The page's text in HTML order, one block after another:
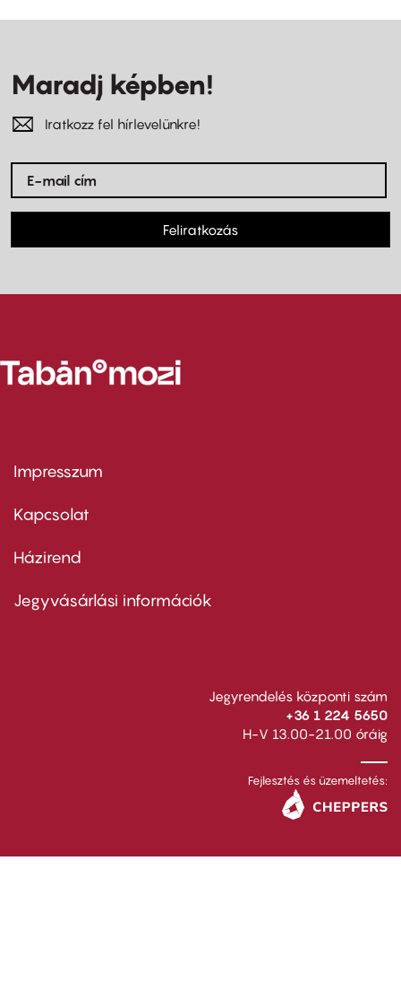
Maradj képben!
Iratkozz fel hírlevelünkre!
Feliratkozás
Footer
first
Impresszum
Kapcsolat
Footer
second
Házirend
Jegyvásárlási információk
Jegyrendelés központi szám
+36 1 224 5650
H-V 13.00-21.00 óráig
Fejlesztés és üzemeltetés: